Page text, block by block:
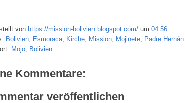
von https://mission-bolivien.blogspot.com/ um 04:56
Bolivien, Esmoraca, Kirche, Mission, Mojinete, Padre
Mojo, Bolivien
Kommentare:
veröffentlichen